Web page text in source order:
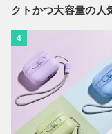
クトかつ大容量の人
4